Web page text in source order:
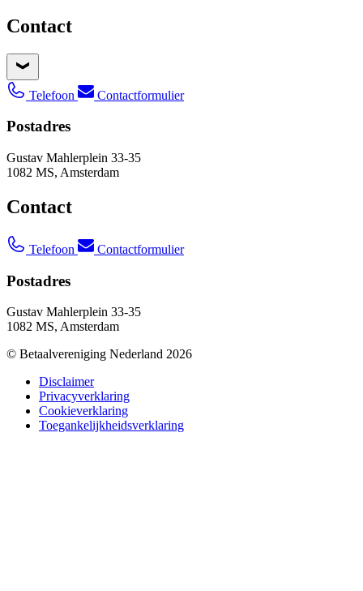
Contact
Telefoon Contactformulier
Postadres
Gustav Mahlerplein 33-35
1082 MS, Amsterdam
Contact
Telefoon Contactformulier
Postadres
Gustav Mahlerplein 33-35
1082 MS, Amsterdam
© Betaalvereniging Nederland 2026
Disclaimer
Privacyverklaring
Cookieverklaring
Toegankelijkheidsverklaring